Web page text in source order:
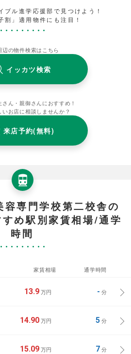
ブル進学応援部で見つけよう！
割」適用物件にも注目！
辺の物件検索はこちら
イッカツ検索
ん・親御さんにおすすめ！
いお店に相談しませんか？
来店予約(無料)
容専門学校第二校舎の
め駅別家賃相場/通学
時間
家賃相場 通学時間
13.9 万円 - 分
14.90 万円 5分
15.09 万円 7分